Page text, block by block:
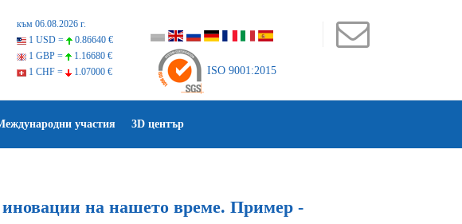
към 06.08.2026 г.
1 USD =
0.86640 €
1 GBP =
1.16680 €
1 CHF =
1.07000 € ISO 9001:2015
участия 3D център
на нашето време. Пример -